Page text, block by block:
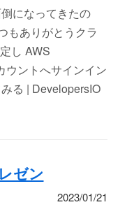
になってきたの
もありがとうクラ
し AWS
ウントへサインイン
る | DevelopersIO
ゼン
2023/01/21